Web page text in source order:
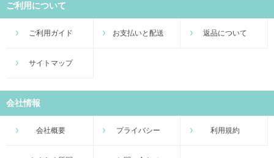
ご利用について
ご利用ガイド お支払いと配送 返品について
サイトマップ
会社情報
会社概要 プライバシー 利用規約